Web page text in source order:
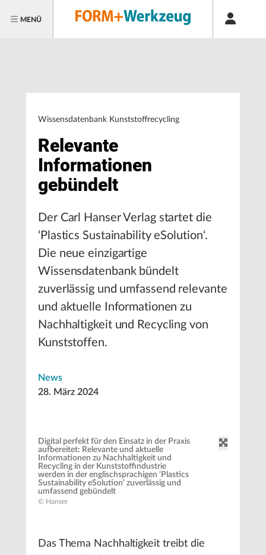
MENÜ
Wissensdatenbank Kunststoffrecycling
Relevante
Informationen
gebündelt
Der Carl Hanser Verlag startet die
‘Plastics Sustainability eSolution‘.
Die neue einzigartige
Wissensdatenbank bündelt
zuverlässig und umfassend relevante
und aktuelle Informationen zu
Nachhaltigkeit und Recycling von
Kunststoffen.
News
28. März 2024
Digital perfekt für den Einsatz in der Praxis
aufbereitet: Relevante und aktuelle
Informationen zu Nachhaltigkeit und
Recycling in der Kunststoffindustrie
werden in der englischsprachigen ‘Plastics
Sustainability eSolution‘ zuverlässig und
umfassend gebündelt
© Hanser
Das Thema Nachhaltigkeit treibt die